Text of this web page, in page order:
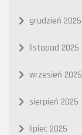
grudzień 2025
listopad 2025
wrzesień 2025
sierpień 2025
lipiec 2025